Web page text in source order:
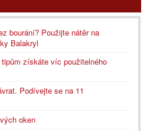
bourání? Použijte nátěr na
Balakryl
získáte víc použitelného
Podívejte se na 11
oken